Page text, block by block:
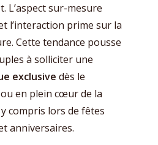
L’aspect sur-mesure
l’interaction prime sur la
Cette tendance pousse
à solliciter une
exclusive dès le
ou en plein cœur de la
y compris lors de fêtes
anniversaires.